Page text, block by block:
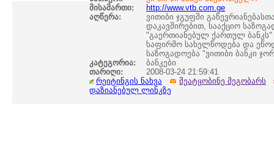
მისამართი:
http://www.vtb.com.ge
აღწერა:
ვითიბი ჯგუფში
დაკავშირებით, სააქციო
"გაერთიანებულ ქართულ ბანკს"
საფირმო სახელწოდება და
საზოგადოება "ვითიბი ბანკი
კატეგორია:
ბანკები
თარიღი:
2008-03-24 21:59:41
რეიტინგის ნახვა
შეატყობინე მეგობარს
დაზიანებულ ლინკზე